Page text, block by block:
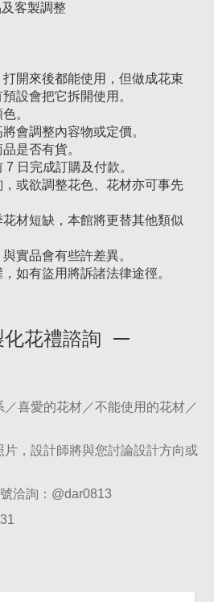
客製調整
打開來後都能使用，但做成花束
設會把它拆開使用。
。
會調整內容物或定價。
是否有貨。
日完成訂購及付款。
，或欲調整花色、花材亦可事先
花材短缺，本館將更替其他類似
實品會有些許差異。
如有盜用將訴諸法律途徑。
化花禮諮詢
／喜愛的花材／不能使用的花材／
片，設計師將與您討論設計方向或
洽詢： @dar0813